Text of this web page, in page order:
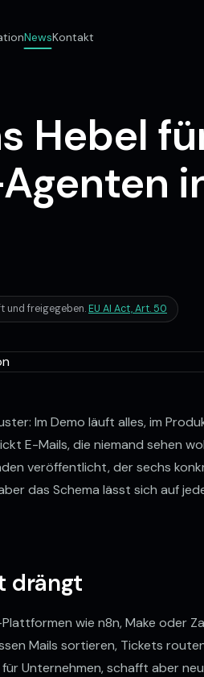
NewsKontakt
Hebel
und freigegeben. EU AI Act, Art. 50
Im Demo läuft alles, im
E-Mails, die niemand sehen
veröffentlicht, der sechs
das Schema lässt sich auf
drängt
wie n8n, Make oder
Mails sortieren, Tickets
Unternehmen, schafft aber